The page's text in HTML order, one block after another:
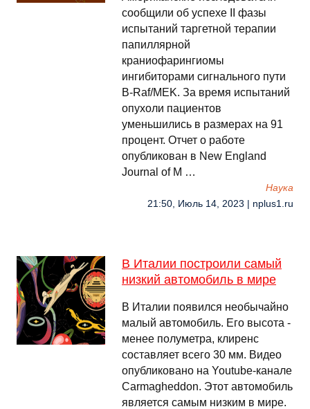
сообщили об успехе II фазы
испытаний таргетной терапии
папиллярной
краниофарингиомы
ингибиторами сигнального пути
B-Raf/MEK. За время испытаний
опухоли пациентов
уменьшились в размерах на 91
процент. Отчет о работе
опубликован в New England
Journal of M …
Наука
21:50, Июль 14, 2023 | nplus1.ru
В Италии построили самый
низкий автомобиль в мире
В Италии появился необычайно
малый автомобиль. Его высота -
менее полуметра, клиренс
составляет всего 30 мм. Видео
опубликовано на Youtube-канале
Carmagheddon. Этот автомобиль
является самым низким в мире.